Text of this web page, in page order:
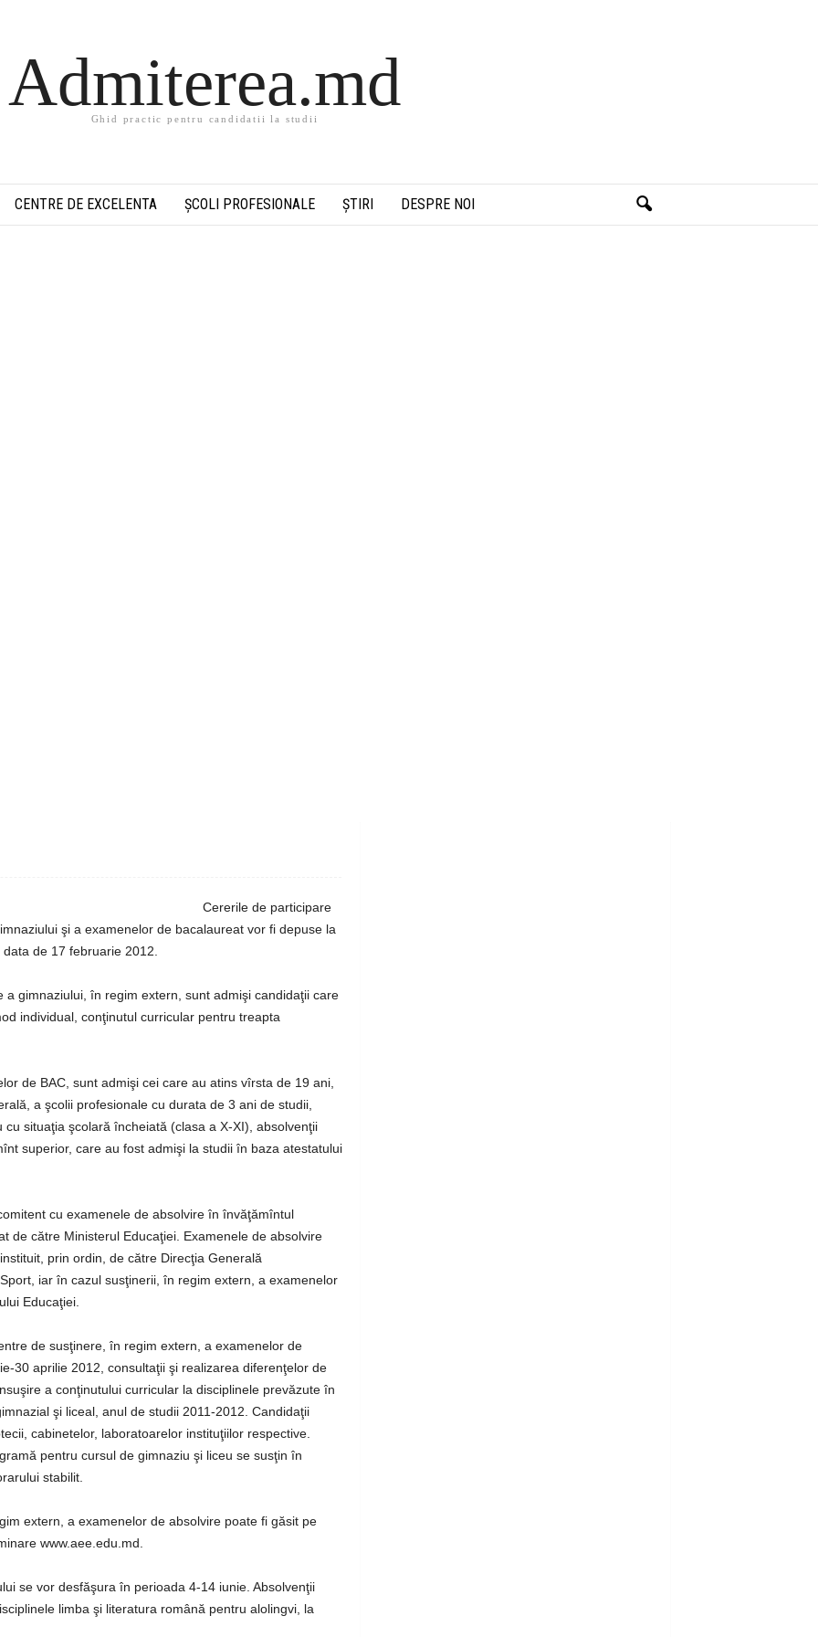
Admiterea.md
Ghid practic pentru candidatii la studii
CENTRE DE EXCELENTA ȘCOLI PROFESIONALE ȘTIRI DESPRE NOI
Cererile de participare
şi a examenelor de bacalaureat vor fi depuse la
de 17 februarie 2012.
gimnaziului, în regim extern, sunt admişi candidaţii care
individual, conţinutul curricular pentru treapta
de BAC, sunt admişi cei care au atins vîrsta de 19 ani,
a şcolii profesionale cu durata de 3 ani de studii,
situaţia şcolară încheiată (clasa a X-XI), absolvenţii
superior, care au fost admişi la studii în baza atestatului
cu examenele de absolvire în învăţămîntul
de către Ministerul Educaţiei. Examenele de absolvire
prin ordin, de către Direcţia Generală
iar în cazul susţinerii, în regim extern, a examenelor
Educaţiei.
de susţinere, în regim extern, a examenelor de
30 aprilie 2012, consultaţii şi realizarea diferenţelor de
a conţinutului curricular la disciplinele prevăzute în
şi liceal, anul de studii 2011-2012. Candidaţii
cabinetelor, laboratoarelor instituţiilor respective.
pentru cursul de gimnaziu şi liceu se susţin în
stabilit.
extern, a examenelor de absolvire poate fi găsit pe
www.aee.edu.md.
se vor desfăşura în perioada 4-14 iunie. Absolvenţii
limba şi literatura română pentru alolingvi, la